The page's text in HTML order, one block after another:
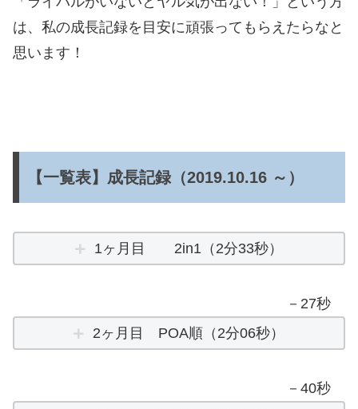
は、私の成長記録を目安に頑張ってもらえたらなと
思います！
【一覧表】成長記録（2019.10.16 ～）
1ヶ月目 2in1（2分33秒）
－27秒
2ヶ月目 POA順（2分06秒）
－40秒